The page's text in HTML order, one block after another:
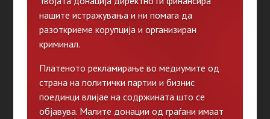
нашите истражувања и ни помага да
разоткриеме корупција и организиран
криминал.
Платеното рекламирање во медиумите од
страна на политички партии и бизнис
поединци влијае на содржината што се
објавува. Малите донации од граѓани имаат